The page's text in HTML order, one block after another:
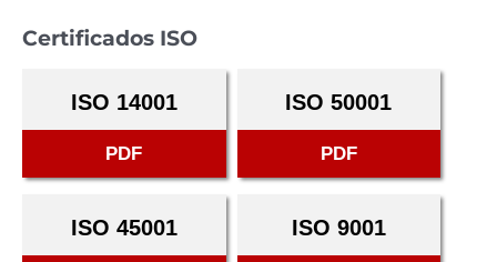
Certificados ISO
ISO 14001
PDF
ISO 50001
PDF
ISO 45001 ISO 9001